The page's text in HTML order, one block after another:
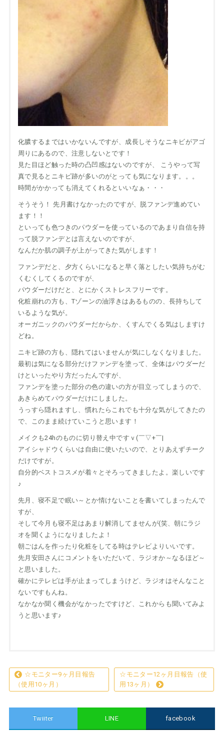
化膿するまではいかないんですが、成長しそうなニキビがアゴ
周りにあるので、注意しないとです！
見た目ほど触った時の凸凹感はないのですが、 こうやって写
真で見るとニキビ跡が多いのがとっても気になります。。。
時間がかかっても消えてくれるといいなぁ・・・
そうそう！ 先月書けなかったのですが、脱ファンデ進めてい
ます！！
といっても色つきのパウダーを使っているのであまり自信を持
って脱ファンデとは言えないのですが、
なんだか肌の調子が上がってきた気がします！
ファンデだと、夕方くらいになると早く落としたい気持ちがむ
くむくしてくるのですが、
パウダーだけだと、とにかくストレスフリーです。
化粧崩れの方も、Tゾーンの油浮きはあるものの、長持ちして
いるような気が。
オーガニックのパウダーだからか、くすんでくる気はしますけ
どね。
ニキビ跡の方も、隠れてはいませんが気にしなくなりました。
最初は気になる部分だけファンデを塗って、全体はパウダーだ
けといったやり方だったんですが、
ファンデを塗った部分の色の違いの方が目立ってしまうので、
あきらめてパウダーだけにしました。
うっすら隠れますし、慣れたらこれでも十分な気がしてきたの
で、このまま続けていこうと思います！
メイクも24hのものに切り替え中ですｖ(￣▽+￣|
アイシャドウくらいは自由に使いたいので、とりあえずチーク
だけですが。
自分的ベストコスメが着々とそろってきましたよ。楽しいです
♪
先月、寝不足で眠い～とか情けないことを書いてしまったんで
すが、
そして今月も寝不足はあまり解消してませんが(笑、朝にラジ
オを聞くようになりましたよ！
朝ごはんを作ったり化粧をしてる時はテレビよりいいです。
先月安田さんにコメントをいただいて、ラジオか～なるほど～
と思いました。
確かにテレビは手が止まってしまうけど、ラジオはそんなこと
ないですもんね。
なかなか聞く機会がなかったですけど、これからも聞いてみよ
うと思います♪
☆モニター9ヶ月目報告
（使用10ヶ月）
☆モニター12ヶ月目報告（使
用13ヶ月）
Twiiter LINE facebook